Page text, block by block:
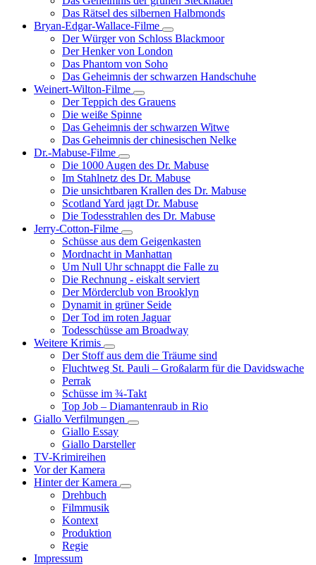
Das Rätsel des silbernen Halbmonds
Bryan-Edgar-Wallace-Filme
Unternavigation
von
Bryan-
Wallace-
Der Würger von Schloss Blackmoor
Der Henker von London
Das Phantom von Soho
Das Geheimnis der schwarzen Handschuhe
Weinert-Wilton-Filme
Unternavigation
von
Weinert-
Wilton-
Filme
Der Teppich des Grauens
Die weiße Spinne
Das Geheimnis der schwarzen Witwe
Das Geheimnis der chinesischen Nelke
Dr.-Mabuse-Filme
Unternavigation
von
Dr.-
Mabuse-
Filme
Die 1000 Augen des Dr. Mabuse
Im Stahlnetz des Dr. Mabuse
Die unsichtbaren Krallen des Dr. Mabuse
Scotland Yard jagt Dr. Mabuse
Die Todesstrahlen des Dr. Mabuse
Jerry-Cotton-Filme
Unternavigation
von
Jerry-
Cotton-
Filme
Schüsse aus dem Geigenkasten
Mordnacht in Manhattan
Um Null Uhr schnappt die Falle zu
Die Rechnung - eiskalt serviert
Der Mörderclub von Brooklyn
Dynamit in grüner Seide
Der Tod im roten Jaguar
Todesschüsse am Broadway
Weitere Krimis
Unternavigation
von
Weitere
Der Stoff aus dem die Träume sind
Fluchtweg St. Pauli – Großalarm für die Davidswache
Perrak
Schüsse im ¾-Takt
Top Job – Diamantenraub in Rio
Giallo Verfilmungen
Unternavigation
Giallo
Giallo Essay
Giallo Darsteller
TV-Krimireihen
Vor der Kamera
Hinter der Kamera
Unternavigation
Drehbuch
Filmmusik
Kontext
Produktion
Regie
Impressum